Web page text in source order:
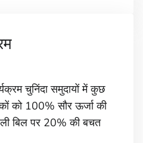
चुनिंदा समुदायों में कुछ
को 100% सौर ऊर्जा की
बिल पर 20% की बचत